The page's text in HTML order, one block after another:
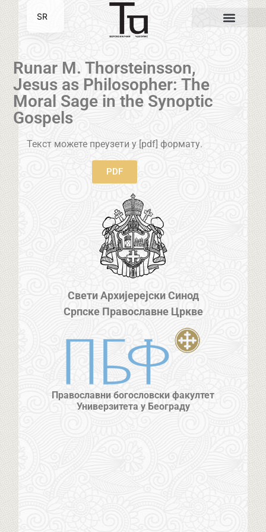
Runar M. Thorsteinsson,
Jesus as Philosopher: The
Moral Sage in the Synoptic
Gospels
Текст можете преузети у [pdf] формату.
PDF
Свети Архијерејски Синод
Српске Православне Цркве
Православни богословски факултет
Универзитета у Београду
SR
EN